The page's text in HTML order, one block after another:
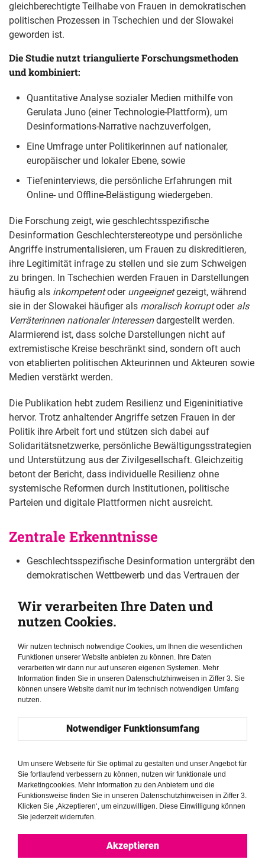
gleichberechtigte Teilhabe von Frauen in demokratischen
politischen Prozessen in Tschechien und der Slowakei
geworden ist.
Die Studie nutzt triangulierte Forschungsmethoden
und kombiniert:
Quantitative Analyse sozialer Medien mithilfe von
Gerulata Juno (einer Technologie-Plattform), um
Desinformations-Narrative nachzuverfolgen,
Eine Umfrage unter Politikerinnen auf nationaler,
europäischer und lokaler Ebene, sowie
Tiefeninterviews, die persönliche Erfahrungen mit
Online- und Offline-Belästigung wiedergeben.
Die Forschung zeigt, wie geschlechtsspezifische
Desinformation Geschlechterstereotype und persönliche
Angriffe instrumentalisieren, um Frauen zu diskreditieren,
ihre Legitimität infrage zu stellen und sie zum Schweigen
zu bringen. In Tschechien werden Frauen in Darstellungen
häufig als inkompetentoderungeeignetgezeigt, während
sie in der Slowakei häufiger als moralisch korruptoder als
Verräterinnen nationaler Interessendargestellt werden.
Alarmierend ist, dass solche Darstellungen nicht auf
extremistische Kreise beschränkt sind, sondern oft auch
von etablierten politischen Akteurinnen und Akteuren sowie
Medien verstärkt werden.
Die Publikation hebt zudem Resilienz und Eigeninitiative
hervor. Trotz anhaltender Angriffe setzen Frauen in der
Politik ihre Arbeit fort und stützen sich dabei auf
Solidaritätsnetzwerke, persönliche Bewältigungsstrategien
und Unterstützung aus der Zivilgesellschaft. Gleichzeitig
betont der Bericht, dass individuelle Resilienz ohne
systemische Reformen durch Institutionen, politische
Parteien und digitale Plattformen nicht ausreicht.
Zentrale Erkenntnisse
Geschlechtsspezifische Desinformation untergräbt den
demokratischen Wettbewerb und das Vertrauen der
Teilnahme am öffentlichen Leben abhält.
Sie verursacht sekundäre Traumatisierungen für
Frauenfeindlichkeit.
Sie zeigt, dass digitale Desinformation eng mit offline
bestehenden Machtstrukturen und institutionellem
Versäumnis verknüpft ist.
Die Publikation gibt mehrere Empfehlungen, die zu
geschlechtsspezifische Desinformation als Teil
umfassender hybrider Bedrohungen der Demokratie
anzuerkennen;
Schutz- und Unterstützungsmechanismen für Frauen
digitale Plattformen zur Verantwortung zu ziehen; und
Wir verarbeiten Ihre Daten und
nutzen Cookies.
Wir nutzen technisch notwendige Cookies, um Ihnen die wesentlichen
Funktionen unserer Website anbieten zu können. Ihre Daten
verarbeiten wir dann nur auf unseren eigenen Systemen. Mehr
Information finden Sie in unseren Datenschutzhinweisen in Ziffer 3. Sie
können unsere Website damit nur im technisch notwendigen Umfang
nutzen.
Notwendiger Funktionsumfang
Um unsere Webseite für Sie optimal zu gestalten und unser Angebot für
Sie fortlaufend verbessern zu können, nutzen wir funktionale und
Marketingcookies. Mehr Information zu den Anbietern und die
Funktionsweise finden Sie in unseren Datenschutzhinweisen in Ziffer 3.
Klicken Sie ‚Akzeptieren‘, um einzuwilligen. Diese Einwilligung können
Sie jederzeit widerrufen.
Akzeptieren